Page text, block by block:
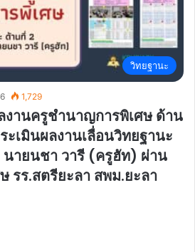
วิทยฐานะ
1,729
งานครูชำนาญการพิเศษ ด้าน
ะเมินผลงานเลื่อนวิทยฐานะ
นายนชา วารี (ครูฮัท) ผ่าน
รร.สตรียะลา สพม.ยะลา